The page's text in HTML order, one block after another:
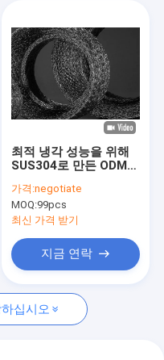
최적 냉각 성능을 위해
SUS304로 만든 ODM
가격:negotiate
MOQ:99pcs
최신 가격 받기
지금 연락
십시오